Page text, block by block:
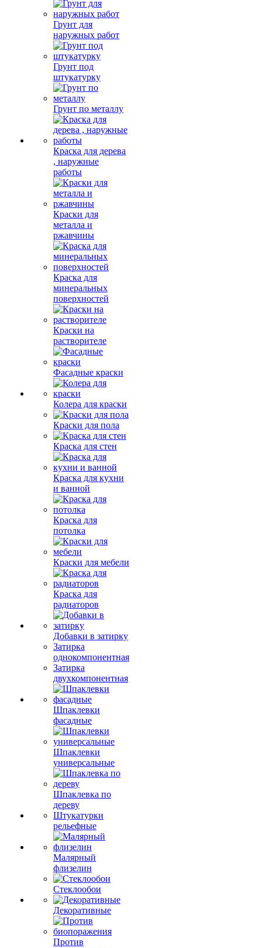
Грунт для
наружных работ
Грунт под
штукатурку
Грунт по металлу
Краска для дерева
, наружные
работы
Краски для
металла и
ржавчины
Краска для
минеральных
поверхностей
Краски на
растворителе
Фасадные краски
Колера для краски
Краски для пола
Краска для стен
Краска для кухни
и ванной
Краска для
потолка
Краски для мебели
Краска для
радиаторов
Добавки в затирку
Затирка
однокомпонентная
Затирка
двухкомпонентная
Шпаклевки
фасадные
Шпаклевки
универсальные
Шпаклевка по
дереву
Штукатурки
рельефные
Малярный
флизелин
Стеклообои
Декоративные
Против